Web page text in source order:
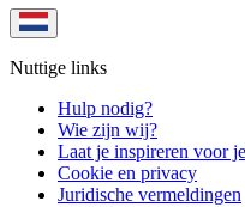
Nuttige links
Hulp nodig?
Wie zijn wij?
Laat je inspireren voor
Cookie en privacy
Juridische vermeldingen